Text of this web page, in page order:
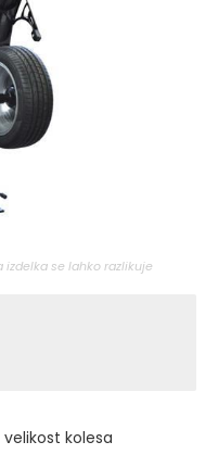
izdelka se lahko razlikuje
kolesa